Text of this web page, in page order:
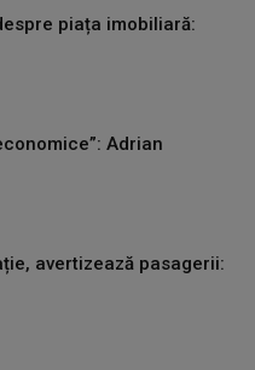
piața imobiliară:
Adrian
avertizează pasagerii: